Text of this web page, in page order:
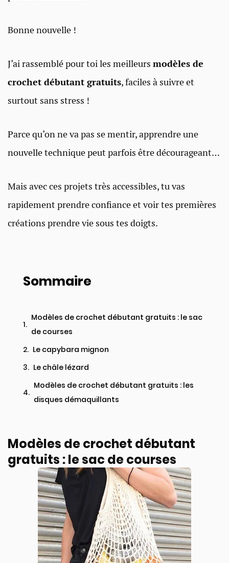
Bonne nouvelle !
J’ai rassemblé pour toi les meilleurs modèles de
crochet débutant gratuits, faciles à suivre et
surtout sans stress !
Parce qu’on ne va pas se mentir, apprendre une
nouvelle technique peut parfois être décourageant…
Mais avec ces projets très accessibles, tu vas
rapidement prendre confiance et voir tes premières
créations prendre vie sous tes doigts.
Sommaire
Modèles de crochet débutant gratuits : le sac
de courses
Le capybara mignon
Le châle lézard
Modèles de crochet débutant gratuits : les
disques démaquillants
Modèles de crochet débutant
gratuits : le sac de courses